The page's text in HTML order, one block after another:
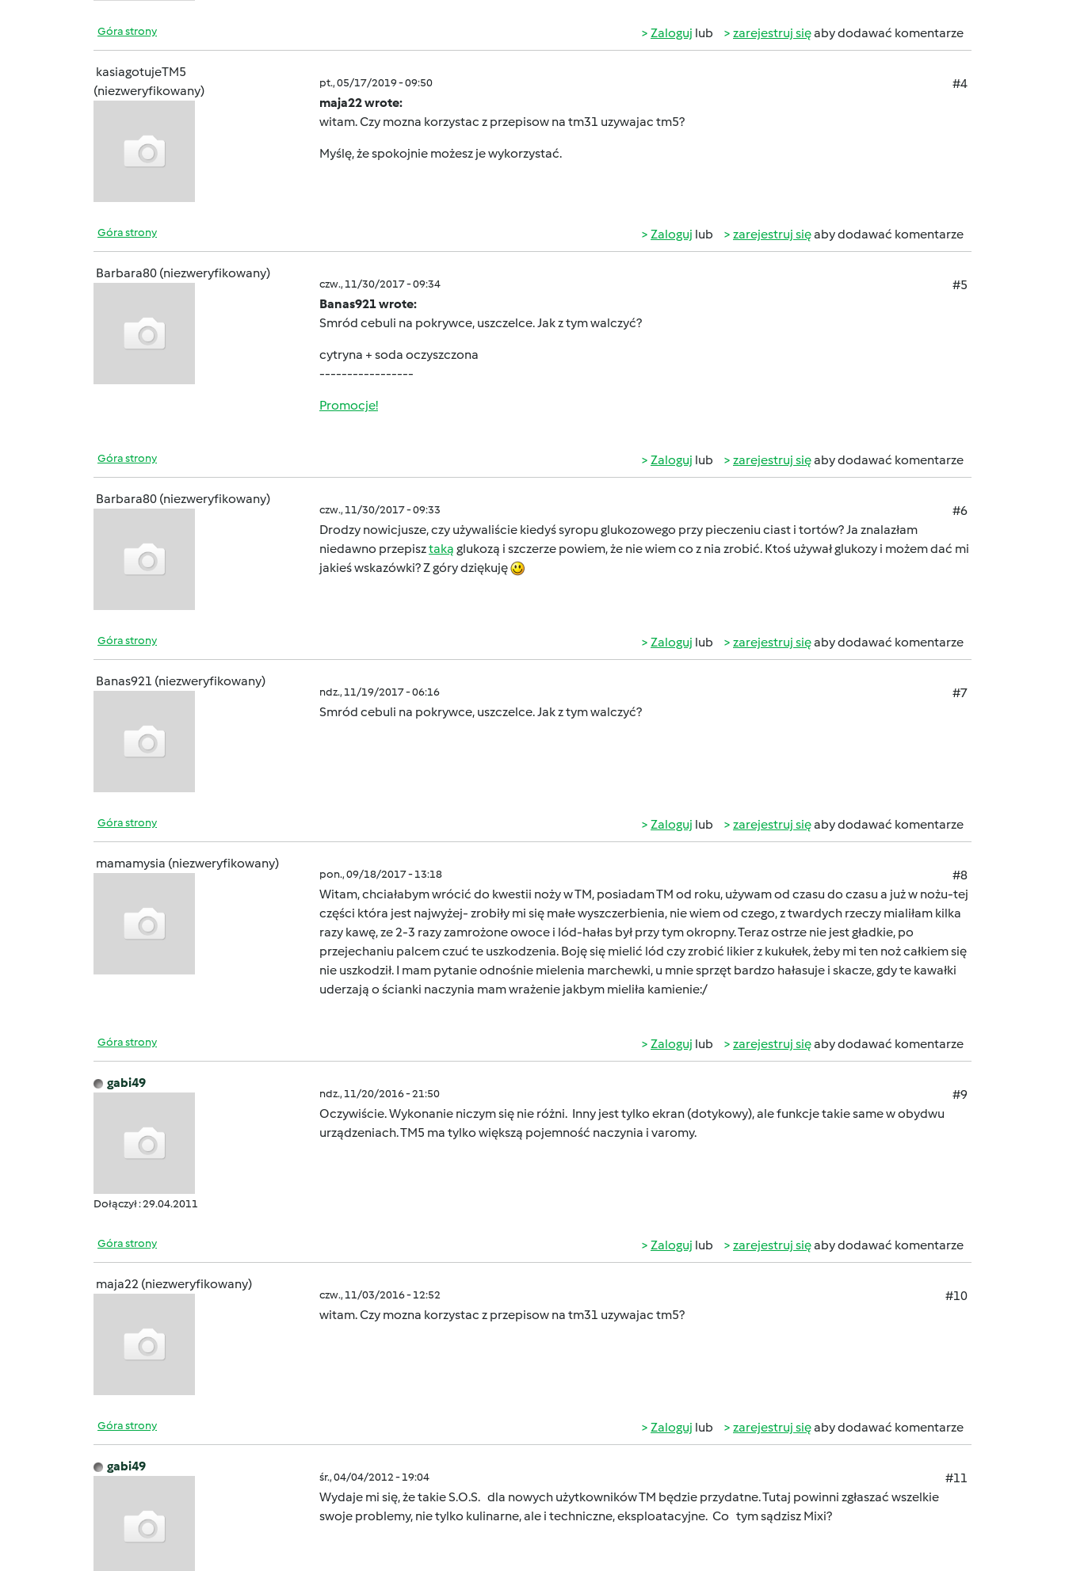
Góra strony Zaloguj lub zarejestruj sięaby dodawać komentarze
kasiagotujeTM5
(niezweryfikowany)
pt., 05/17/2019 - 09:50
#4
maja22 wrote:
witam. Czy mozna korzystac z przepisow na tm31 uzywajac tm5?
Myślę, że spokojnie możesz je wykorzystać.
Góra strony Zaloguj lub zarejestruj sięaby dodawać komentarze
Barbara80 (niezweryfikowany)
czw., 11/30/2017 - 09:34
#5
Banas921 wrote:
Smród cebuli na pokrywce, uszczelce. Jak z tym walczyć?
cytryna + soda oczyszczona
-----------------
Promocje!
Góra strony Zaloguj lub zarejestruj sięaby dodawać komentarze
Barbara80 (niezweryfikowany)
czw., 11/30/2017 - 09:33
#6
Drodzy nowicjusze, czy używaliście kiedyś syropu glukozowego przy pieczeniu ciast i tortów? Ja znalazłam
niedawno przepisztaką glukozą i szczerze powiem, że nie wiem co z nia zrobić. Ktoś używał glukozy i możem dać mi
jakieś wskazówki? Z góry dziękuję
Góra strony Zaloguj lub zarejestruj sięaby dodawać komentarze
Banas921 (niezweryfikowany)
ndz., 11/19/2017 - 06:16
#7
Smród cebuli na pokrywce, uszczelce. Jak z tym walczyć?
Góra strony Zaloguj lub zarejestruj sięaby dodawać komentarze
mamamysia (niezweryfikowany)
pon., 09/18/2017 - 13:18
#8
Witam, chciałabym wrócić do kwestii noży w TM, posiadam TM od roku, używam od czasu do czasu a już w nożu-tej
części która jest najwyżej- zrobiły mi się małe wyszczerbienia, nie wiem od czego, z twardych rzeczy mialiłam kilka
razy kawę, ze 2-3 razy zamrożone owoce i lód-hałas był przy tym okropny. Teraz ostrze nie jest gładkie, po
przejechaniu palcem czuć te uszkodzenia. Boję się mielić lód czy zrobić likier z kukułek, żeby mi ten noż całkiem się
nie uszkodził. I mam pytanie odnośnie mielenia marchewki, u mnie sprzęt bardzo hałasuje i skacze, gdy te kawałki
uderzają o ścianki naczynia mam wrażenie jakbym mieliła kamienie:/
Góra strony Zaloguj lub zarejestruj sięaby dodawać komentarze
gabi49
Dołączył : 29.04.2011
ndz., 11/20/2016 - 21:50
#9
Oczywiście. Wykonanie niczym się nie różni. Inny jest tylko ekran (dotykowy), ale funkcje takie same w obydwu
urządzeniach. TM5 ma tylko większą pojemność naczynia i varomy.
Góra strony Zaloguj lub zarejestruj sięaby dodawać komentarze
maja22 (niezweryfikowany)
czw., 11/03/2016 - 12:52
#10
witam. Czy mozna korzystac z przepisow na tm31 uzywajac tm5?
Góra strony Zaloguj lub zarejestruj sięaby dodawać komentarze
gabi49
śr., 04/04/2012 - 19:04
#11
Wydaje mi się, że takie S.O.S. dla nowych użytkowników TM będzie przydatne. Tutaj powinni zgłaszać wszelkie
swoje problemy, nie tylko kulinarne, ale i techniczne, eksploatacyjne. Co tym sądzisz Mixi?